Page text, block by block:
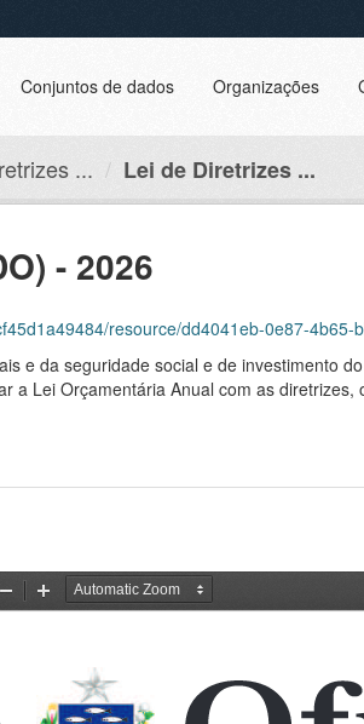
Conjuntos de dados Organizações
... Lei de Diretrizes ...
- 2026
resource/dd4041eb-0e87-
e da seguridade social e de investimento
a Lei Orçamentária Anual com as